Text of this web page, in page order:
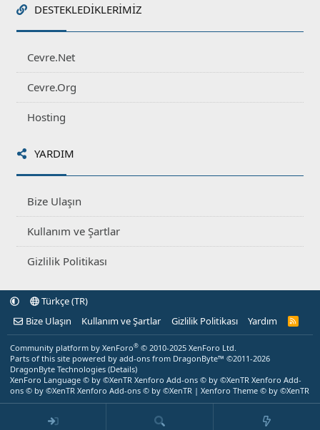
DESTEKLEDIKLERIMIZ
Cevre.Net
Cevre.Org
Hosting
YARDIM
Bize Ulaşın
Kullanım ve Şartlar
Gizlilik Politikası
Türkçe (TR)
Bize Ulaşın
Kullanım ve Şartlar Gizlilik Politikası Yardım
R
Community platform by XenForo® © 2010-2025 XenForo Ltd.
Parts of this site powered by add-ons from DragonByte™ ©2011-2026
DragonByte Technologies (Details)
XenForo Language © by ©XenTR Xenforo Add-ons © by ©XenTR Xenforo Add-
ons © by ©XenTR Xenforo Add-ons © by ©XenTR | Xenforo Theme © by ©XenTR